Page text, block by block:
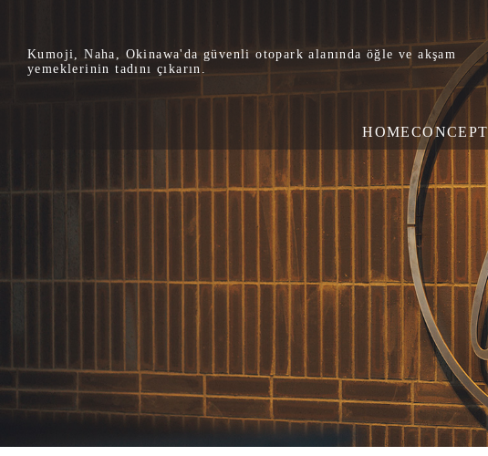
Kumoji, Naha, Okinawa'da güvenli otopark alanında öğle ve akşam
yemeklerinin tadını çıkarın.
HOMECONCEPT